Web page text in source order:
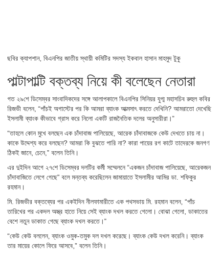
ছবির ক্যাপশান, বিএনপির জাতীয় স্থায়ী কমিটির সদস্য ইকবাল হাসান মাহমুদ টুকু
পাল্টাপাল্টি বক্তব্য নিয়ে কী বলেছেন নেতারা
গত ২৯শে ডিসেম্বর সাংবাদিকদের সঙ্গে আলাপকালে বিএনপির সিনিয়র যুগ্ম মহাসচিব রুহুল কবির
রিজভী বলেন, “পাঁচই অগাস্টের পর কি আমরা ব্যাংক আত্মসাৎ করতে দেখিনি? আমরাতো দেখেছি
ইসলামী ব্যাংক কীভাবে গ্রাস করে নিলো একটি রাজনৈতিক দলের অনুসারীরা।”
“তাহলে কোন মুখে বলছেন এক চাঁদাবাজ পালিয়েছে, আরেক চাঁদাবাজকে কেউ দেখতে চায় না।
কাকে উদ্দেশ্য করে বলছেন? আমরা কি বুঝতে পারি না? কারা পায়ের রগ কাটে তাদেরকে জনগণ
ঠিকই জানে, চেনে,” বলেন তিনি।
এর দুইদিন আগে ২৭শে ডিসেম্বর দলটির কর্মী সম্মেলনে “একজন চাঁদাবাজ পালিয়েছে, আরেকজন
চাঁদাবাজিতে লেগে গেছে” বলে মন্তব্য করেছিলেন জামায়াতে ইসলামীর আমির ডা. শফিকুর
রহমান।
মি. রিজভীর বক্তব্যের পর একইদিন নীলফামারীতে এক পথসভায় মি. রহমান বলেন, “পাঁচ
তারিখের পর একদল অস্ত্র হাতে নিয়ে সেই ব্যাংক দখল করতে গেলো। বোঝা গেলো, ডাকাতের
বেশে নতুন ডাকাত গেছে ব্যাংক দখল করতে।”
“কেউ কেউ বললেন, ব্যাংক ওমুক-তমুক দল দখল করেছে। ব্যাংক কেউ দখল করেনি। ব্যাংক
তার মায়ের কোলে ফিরে আসবে,” বলেন তিনি।